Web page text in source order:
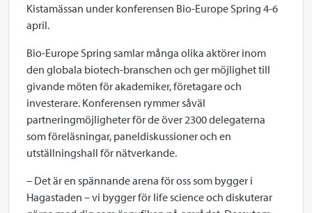
Kistamässan under konferensen Bio-Europe Spring 4-6
april.
Bio-Europe Spring samlar många olika aktörer inom
den globala biotech-branschen och ger möjlighet till
givande möten för akademiker, företagare och
investerare. Konferensen rymmer såväl
partneringmöjligheter för de över 2300 delegaterna
som föreläsningar, paneldiskussioner och en
utställningshall för nätverkande.
– Det är en spännande arena för oss som bygger i
Hagastaden – vi bygger för life science och diskuterar